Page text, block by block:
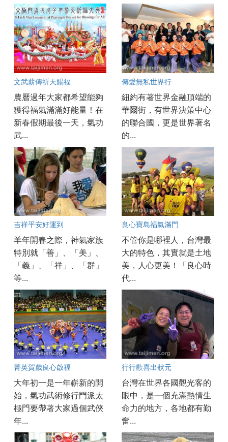
文武薪傳祈天賜福
農曆過年大家都希望能夠
獲得福氣滿滿好能量！在
新春假期最後一天，氣功
武...
傳愛無私世界行
紐約有著世界金融頂端的
華爾街，有世界決策中心
的聯合國，更是世界著名
的...
吉祥平安好運到
羊年開春之際，神氣家族
特別就「善」、「美」、
「義」、「祥」、「群」
等...
良心寶島福氣滿門
不管你是哪裡人，台灣最
大的特色，其實就是土地
美，人心更美！「良心時
代...
菁英賀歲良心啟福
大年初一是一年嶄新的開
始，氣功武術修行門派太
極門要帶著大家過個武俠
年...
行行歡喜出狀元
台灣在世界各國觀光客的
眼中，是一個充滿熱情生
命力的地方，各地都有勤
奮...